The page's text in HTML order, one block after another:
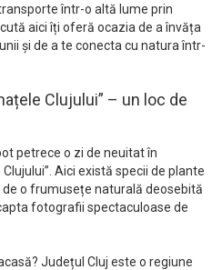
într-o altă lume prin
aici îți oferă ocazia de a învăța
și de a te conecta cu natura într-
Clujului” – un loc de
petrece o zi de neuitat în
Aici există specii de plante
de o frumusețe naturală deosebită
fotografii spectaculoase de
Județul Cluj este o regiune